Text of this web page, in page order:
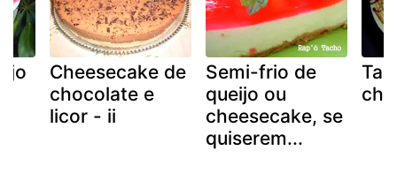
Cheesecake de
chocolate e
licor - ii
Semi-frio de
queijo ou
cheesecake, se
quiserem...